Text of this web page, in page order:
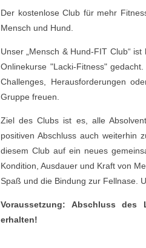
Der kostenlose Club für mehr
Mensch und Hund.
Unser „Mensch & Hund-FIT Club“
Onlinekurse "Lacki-Fitness"
Challenges, Herausforderungen
Gruppe freuen.
Ziel des Clubs ist es, alle
positiven Abschluss auch weiterhin
diesem Club auf ein neues
Kondition, Ausdauer und Kraft von
Spaß und die Bindung zur Fellnase.
Voraussetzung: Abschluss des
erhalten!